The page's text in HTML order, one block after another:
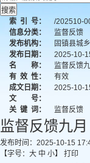
索 引 号：
/202510-
信息分类：
监督反馈
发布机构：
固镇县城
发布日期：
2025-10-
名 称：
监督反馈
有 效 性：
有效
成文日期：
2025-10-
文 号：
关 键 词： 监督反馈
监督反馈九月
发布时间：2025-10-15
【字号： 大 中 小】 打印